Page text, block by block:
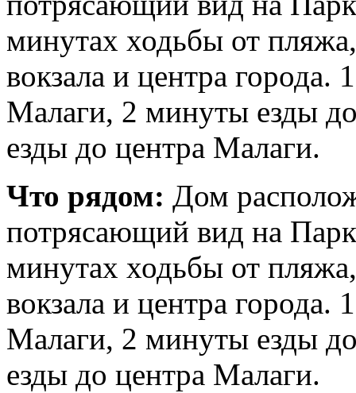
минутах ходьбы от
вокзала и центра города.
Малаги, 2 минуты езды
езды до центра Малаги.
Что рядом: Дом
потрясающий вид на Парк
минутах ходьбы от
вокзала и центра города.
Малаги, 2 минуты езды
езды до центра Малаги.